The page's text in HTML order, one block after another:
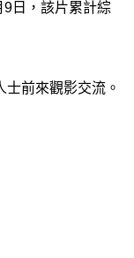
日，該片累計綜
前來觀影交流。